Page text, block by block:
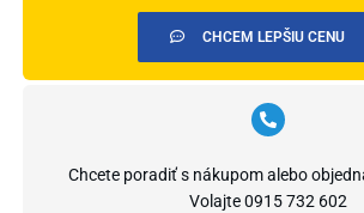
CHCEM LEPŠIU CENU
Chcete poradiť s nákupom alebo
Volajte0915 732 602